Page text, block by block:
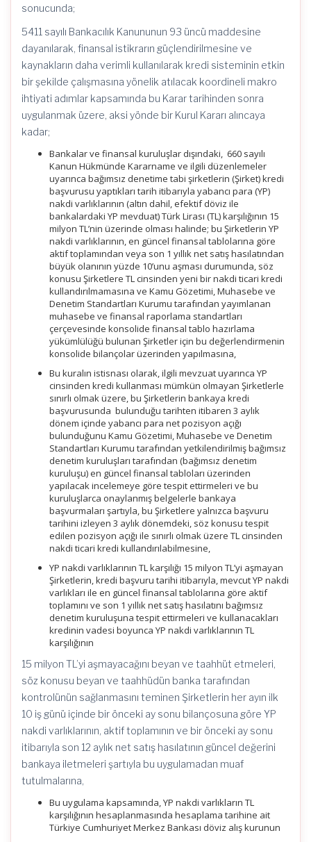
sonucunda;
5411 sayılı Bankacılık Kanununun 93 üncü maddesine
dayanılarak, finansal istikrarın güçlendirilmesine ve
kaynakların daha verimli kullanılarak kredi sisteminin etkin
bir şekilde çalışmasına yönelik atılacak koordineli makro
ihtiyati adımlar kapsamında bu Karar tarihinden sonra
uygulanmak üzere, aksi yönde bir Kurul Kararı alıncaya
kadar;
Bankalar ve finansal kuruluşlar dışındaki, 660 sayılı
Kanun Hükmünde Kararname ve ilgili düzenlemeler
uyarınca bağımsız denetime tabi şirketlerin (Şirket) kredi
başvurusu yaptıkları tarih itibarıyla yabancı para (YP)
nakdi varlıklarının (altın dahil, efektif döviz ile
bankalardaki YP mevduat) Türk Lirası (TL) karşılığının 15
milyon TL’nin üzerinde olması halinde; bu Şirketlerin YP
nakdi varlıklarının, en güncel finansal tablolarına göre
aktif toplamından veya son 1 yıllık net satış hasılatından
büyük olanının yüzde 10’unu aşması durumunda, söz
konusu Şirketlere TL cinsinden yeni bir nakdi ticari kredi
kullandırılmamasına ve Kamu Gözetimi, Muhasebe ve
Denetim Standartları Kurumu tarafından yayımlanan
muhasebe ve finansal raporlama standartları
çerçevesinde konsolide finansal tablo hazırlama
yükümlülüğü bulunan Şirketler için bu değerlendirmenin
konsolide bilançolar üzerinden yapılmasına,
Bu kuralın istisnası olarak, ilgili mevzuat uyarınca YP
cinsinden kredi kullanması mümkün olmayan Şirketlerle
sınırlı olmak üzere, bu Şirketlerin bankaya kredi
başvurusunda bulunduğu tarihten itibaren 3 aylık
dönem içinde yabancı para net pozisyon açığı
bulunduğunu Kamu Gözetimi, Muhasebe ve Denetim
Standartları Kurumu tarafından yetkilendirilmiş bağımsız
denetim kuruluşları tarafından (bağımsız denetim
kuruluşu) en güncel finansal tabloları üzerinden
yapılacak incelemeye göre tespit ettirmeleri ve bu
kuruluşlarca onaylanmış belgelerle bankaya
başvurmaları şartıyla, bu Şirketlere yalnızca başvuru
tarihini izleyen 3 aylık dönemdeki, söz konusu tespit
edilen pozisyon açığı ile sınırlı olmak üzere TL cinsinden
nakdi ticari kredi kullandırılabilmesine,
YP nakdi varlıklarının TL karşılığı 15 milyon TL’yi aşmayan
Şirketlerin, kredi başvuru tarihi itibarıyla, mevcut YP nakdi
varlıkları ile en güncel finansal tablolarına göre aktif
toplamını ve son 1 yıllık net satış hasılatını bağımsız
denetim kuruluşuna tespit ettirmeleri ve kullanacakları
kredinin vadesi boyunca YP nakdi varlıklarının TL
karşılığının
15 milyon TL’yi aşmayacağını beyan ve taahhüt etmeleri,
söz konusu beyan ve taahhüdün banka tarafından
kontrolünün sağlanmasını teminen Şirketlerin her ayın ilk
10 iş günü içinde bir önceki ay sonu bilançosuna göre YP
nakdi varlıklarının, aktif toplamının ve bir önceki ay sonu
itibarıyla son 12 aylık net satış hasılatının güncel değerini
bankaya iletmeleri şartıyla bu uygulamadan muaf
tutulmalarına,
Bu uygulama kapsamında, YP nakdi varlıkların TL
karşılığının hesaplanmasında hesaplama tarihine ait
Türkiye Cumhuriyet Merkez Bankası döviz alış kurunun